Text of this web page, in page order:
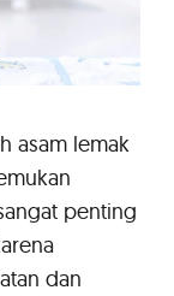
asam lemak
penting
dan